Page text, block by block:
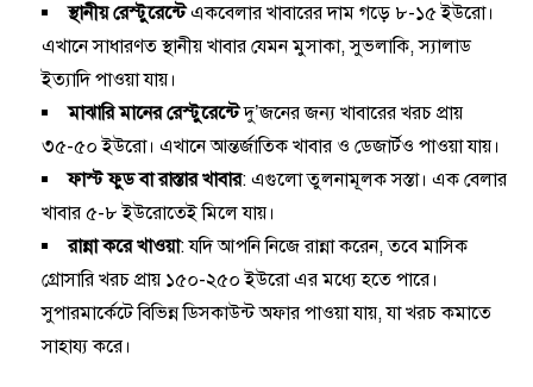
স্থানীয় রেস্টুরেন্টেএকবেলার খাবারের দাম গড়ে ৮-১৫ ইউরো।
এখানে সাধারণত স্থানীয় খাবার যেমন মুসাকা, সুভলাকি, স্যালাড
ইত্যাদি পাওয়া যায়।
মাঝারি মানের রেস্টুরেন্টেদু’জনের জন্য খাবারের খরচ প্রায়
৩৫-৫০ ইউরো। এখানে আন্তর্জাতিক খাবার ও ডেজার্টও পাওয়া যায়।
ফাস্ট ফুড বা রাস্তার খাবার: এগুলো তুলনামূলক সস্তা। এক বেলার
খাবার ৫-৮ ইউরোতেই মিলে যায়।
রান্না করে খাওয়া: যদি আপনি নিজে রান্না করেন, তবে মাসিক
গ্রোসারি খরচ প্রায় ১৫০-২৫০ ইউরো এর মধ্যে হতে পারে।
সুপারমার্কেটে বিভিন্ন ডিসকাউন্ট অফার পাওয়া যায়, যা খরচ কমাতে
সাহায্য করে।